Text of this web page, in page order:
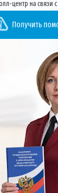
центр на связи
Получить